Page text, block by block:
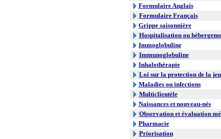
Formulaire Anglais
Formulaire Français
Grippe saisonnière
Hospitalisation ou
Immoglobuline
Immunoglobuline
Inhalothérapie
Loi sur la protection de la
Maladies ou infections
Multiclientèle
Naissances et nouveau-nés
Observation et évaluation
Pharmacie
Priorisation